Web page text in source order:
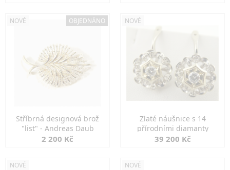
NOVÉ OBJEDNÁNO
Stříbrná designová brož
"list" - Andreas Daub
2 200 Kč
NOVÉ
Zlaté náušnice s 14
přírodními diamanty
39 200 Kč
NOVÉ NOVÉ